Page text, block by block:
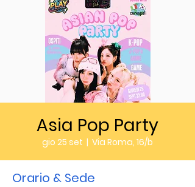
Asia Pop Party
gio 25 set
  |
Via Roma, 16/b
Orario & Sede